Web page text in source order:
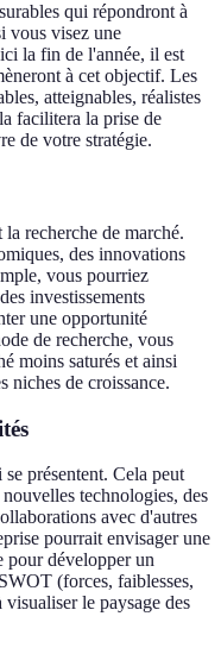
qui répondront à
vous visez une
la fin de l'année, il est
à cet objectif. Les
atteignables, réalistes
facilitera la prise de
de votre stratégie.
recherche de marché.
des innovations
vous pourriez
investissements
une opportunité
de recherche, vous
moins saturés et ainsi
niches de croissance.
présentent. Cela peut
technologies, des
avec d'autres
pourrait envisager une
pour développer un
(forces, faiblesses,
le paysage des